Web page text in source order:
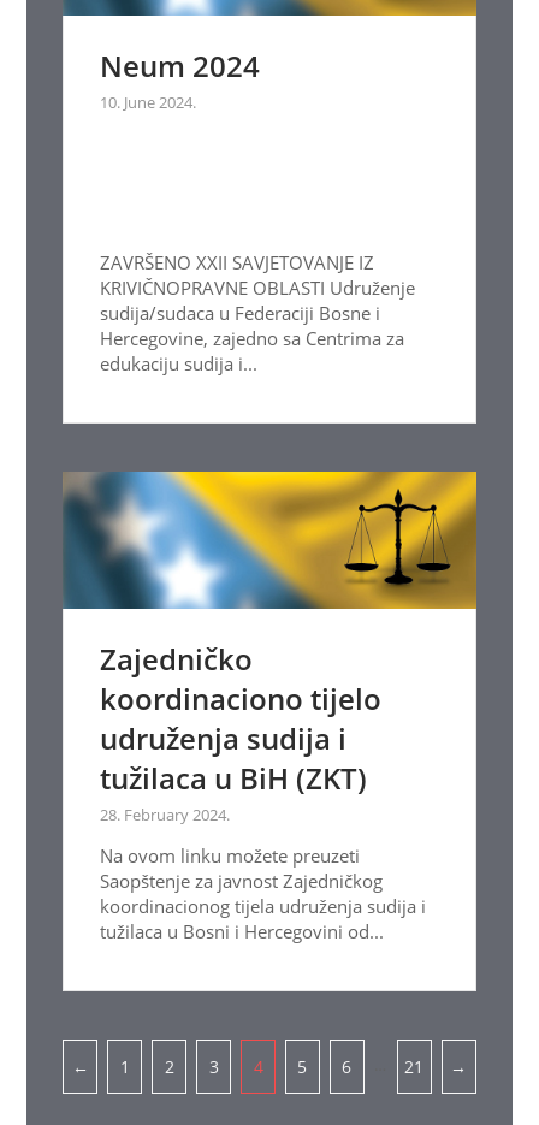
Neum 2024
10. June 2024.
ZAVRŠENO XXII SAVJETOVANJE IZ
KRIVIČNOPRAVNE OBLASTI Udruženje
sudija/sudaca u Federaciji Bosne i
Hercegovine, zajedno sa Centrima za
edukaciju sudija i...
Zajedničko
koordinaciono tijelo
udruženja sudija i
tužilaca u BiH (ZKT)
28. February 2024.
Na ovom linku možete preuzeti
Saopštenje za javnost Zajedničkog
koordinacionog tijela udruženja sudija i
tužilaca u Bosni i Hercegovini od...
Pagination
← 1 2 3 4 5 6 21 →